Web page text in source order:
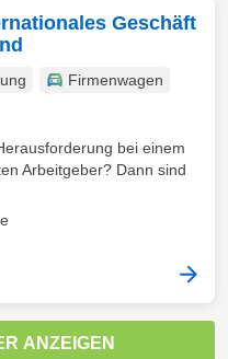
Geschäft
Firmenwagen
bei einem
Arbeitgeber? Dann sind
ANZEIGEN